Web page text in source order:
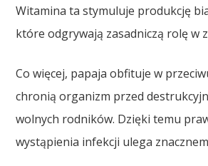
Witamina ta stymuluje produkcję
które odgrywają zasadniczą rolę w
Co więcej, papaja obfituje w
chronią organizm przed
wolnych rodników. Dzięki temu
wystąpienia infekcji ulega